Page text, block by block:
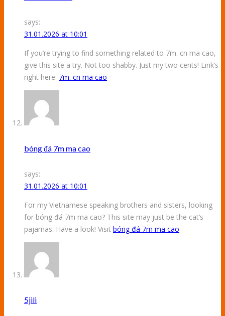
says:
31.01.2026 at 10:01
If you’re trying to find something related to 7m. cn ma cao,
give this site a try. Not too shabby. Just my two cents! Link’s
right here: 7m. cn ma cao
bóng đá 7m ma cao
says:
31.01.2026 at 10:01
For my Vietnamese speaking brothers and sisters, looking
for bóng đá 7m ma cao? This site may just be the cat’s
pajamas. Have a look! Visit bóng đá 7m ma cao
5jili